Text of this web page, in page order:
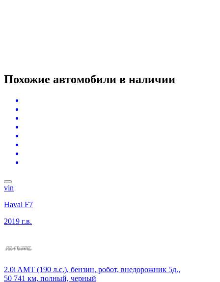
Похожие автомобили в наличии
vin
Haval F7
2019 г.в.
2.0i AMT (190 л.с.), бензин, робот, внедорожник 5д.,
50 741 км, полный, черный